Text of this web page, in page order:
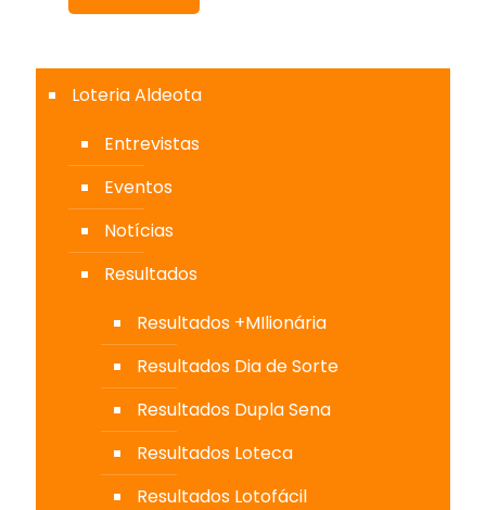
Loteria Aldeota
Entrevistas
Eventos
Notícias
Resultados
Resultados +MIlionária
Resultados Dia de Sorte
Resultados Dupla Sena
Resultados Loteca
Resultados Lotofácil